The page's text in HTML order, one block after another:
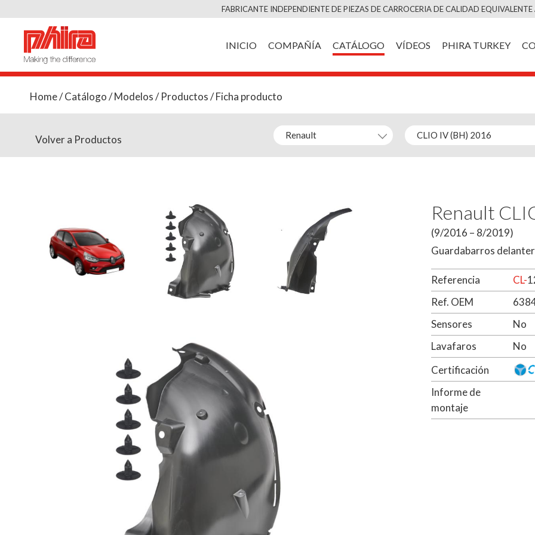
Saltar
contenido
FABRICANTE INDEPENDIENTE DE PIEZAS DE CARROCERIA DE CALIDAD EQUIVALENTE
INICIO COMPAÑÍA CATÁLOGO VÍDEOS PHIRA TURKEY
Home/Catálogo/Modelos/Productos/ Ficha producto
Volver a Productos
Renault
(9/2016 – 8/2019)
Guardabarros
Referencia CL-
Ref. OEM
Sensores
No
Lavafaros
No
Certificación
Informe de
montaje